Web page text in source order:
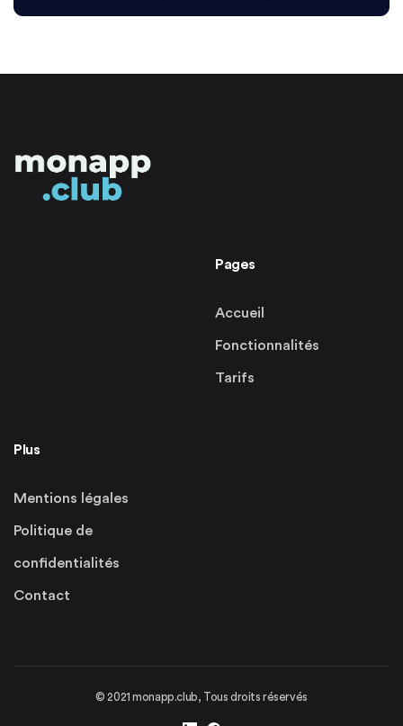
Pages
Accueil
Fonctionnalités
Tarifs
Plus
Mentions légales
Politique de
confidentialités
Contact
© 2021 monapp.club, Tous droits réservés